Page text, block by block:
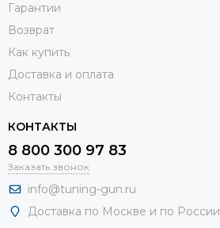
Гарантии
Возврат
Как купить
Доставка и оплата
Контакты
КОНТАКТЫ
8 800 300 97 83
Заказать звонок
info@tuning-gun.ru
Доставка по Москве и по России